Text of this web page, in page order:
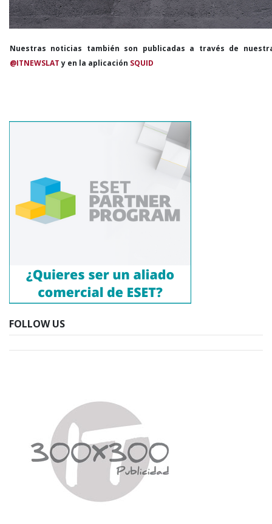
Nuestras noticias también son publicadas a través de
@ITNEWSLATy en la aplicación SQUID
FOLLOW US